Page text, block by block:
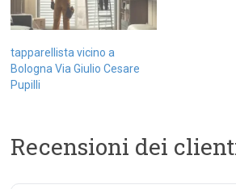
tapparellista vicino a
Bologna Via Giulio Cesare
Pupilli
Recensioni dei